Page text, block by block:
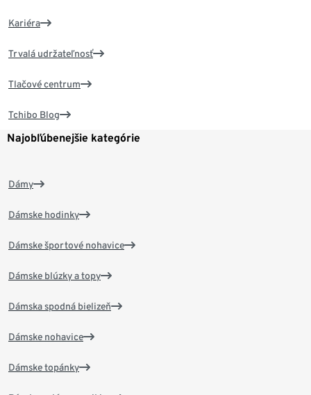
Kariéra
Trvalá udržateľnosť
Tlačové centrum
Tchibo Blog
Najobľúbenejšie kategórie
Dámy
Dámske hodinky
Dámske športové nohavice
Dámske blúzky a topy
Dámska spodná bielizeň
Dámske nohavice
Dámske topánky